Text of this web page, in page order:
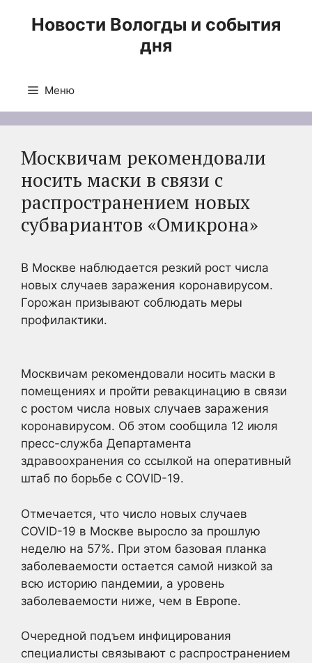
Новости Вологды и события
дня
Меню
Москвичам рекомендовали
носить маски в связи с
распространением новых
субвариантов «Омикрона»
В Москве наблюдается резкий рост числа
новых случаев заражения коронавирусом.
Горожан призывают соблюдать меры
профилактики.
Москвичам рекомендовали носить маски в
помещениях и пройти ревакцинацию в связи
с ростом числа новых случаев заражения
коронавирусом. Об этом сообщила 12 июля
пресс-служба Департамента
здравоохранения со ссылкой на оперативный
штаб по борьбе с COVID-19.
Отмечается, что число новых случаев
COVID-19 в Москве выросло за прошлую
неделю на 57%. При этом базовая планка
заболеваемости остается самой низкой за
всю историю пандемии, а уровень
заболеваемости ниже, чем в Европе.
Очередной подъем инфицирования
специалисты связывают с распространением